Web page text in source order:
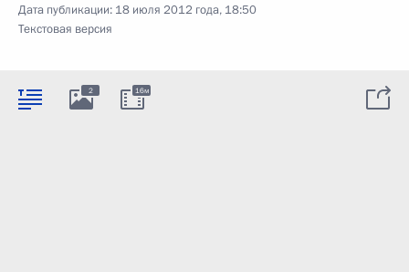
Дата публикации: 18 июля 2012 года, 18:50
Текстовая версия
2 16м